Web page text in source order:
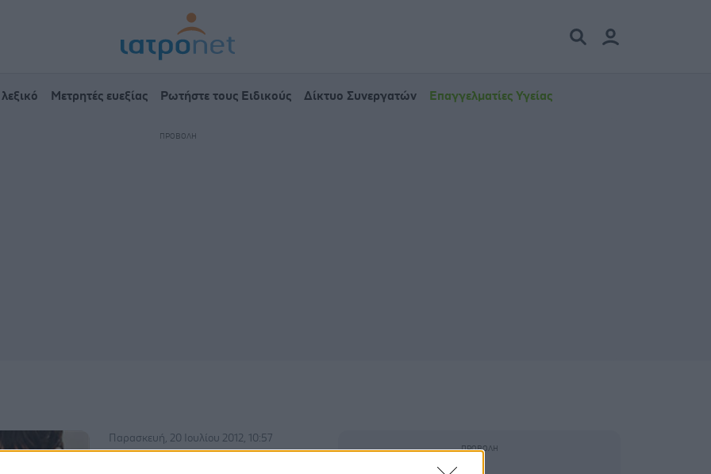
λεξικό Μετρητές ευεξίας Ρωτήστε τους Ειδικούς Δίκτυο Συνεργατών Επαγγελματίες Υγείας
Παρασκευή, 20 Ιουλίου 2012, 10:57